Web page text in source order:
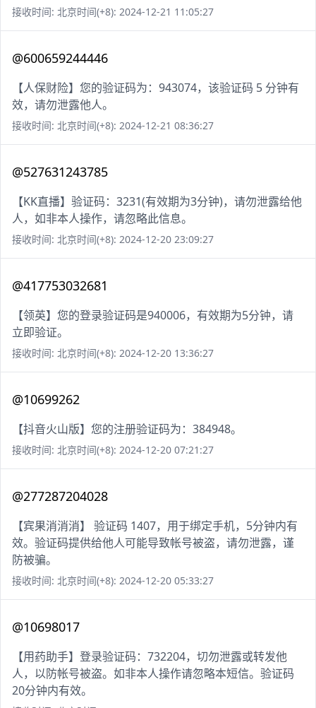
接收时间: 北京时间(+8): 2024-12-21 11:05:27
@600659244446
【人保财险】您的验证码为：943074，该验证码 5 分钟有
效，请勿泄露他人。
接收时间: 北京时间(+8): 2024-12-21 08:36:27
@527631243785
【KK直播】验证码：3231(有效期为3分钟)，请勿泄露给他
人，如非本人操作，请忽略此信息。
接收时间: 北京时间(+8): 2024-12-20 23:09:27
@417753032681
【领英】您的登录验证码是940006，有效期为5分钟，请
立即验证。
接收时间: 北京时间(+8): 2024-12-20 13:36:27
@10699262
【抖音火山版】您的注册验证码为：384948。
接收时间: 北京时间(+8): 2024-12-20 07:21:27
@277287204028
【宾果消消消】 验证码 1407，用于绑定手机，5分钟内有
效。验证码提供给他人可能导致帐号被盗，请勿泄露，谨
防被骗。
接收时间: 北京时间(+8): 2024-12-20 05:33:27
@10698017
【用药助手】登录验证码：732204，切勿泄露或转发他
人，以防帐号被盗。如非本人操作请忽略本短信。验证码
20分钟内有效。